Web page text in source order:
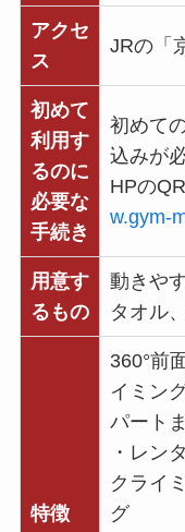
アクセ
ス
JRの「
初めて
利用す
るのに
必要な
手続き
初めて
込みが
HPの
w.gym-
用意す
るもの
動きや
タオル
特徴
360°前
イミン
パート
・レン
クライ
グ